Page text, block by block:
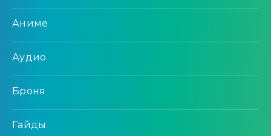
Аниме
Аудио
Броня
Гайды